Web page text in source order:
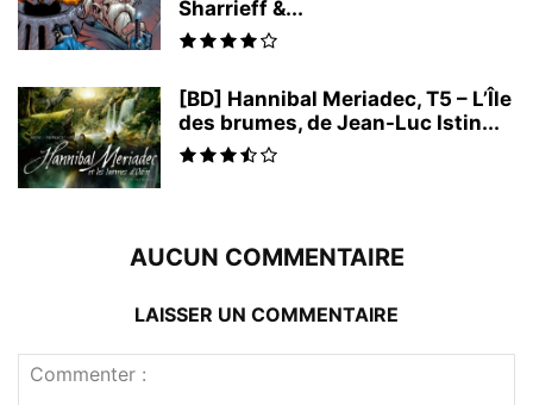
Sharrieff &...
[BD] Hannibal Meriadec, T5 – L’Île
des brumes, de Jean-Luc Istin...
AUCUN COMMENTAIRE
LAISSER UN COMMENTAIRE